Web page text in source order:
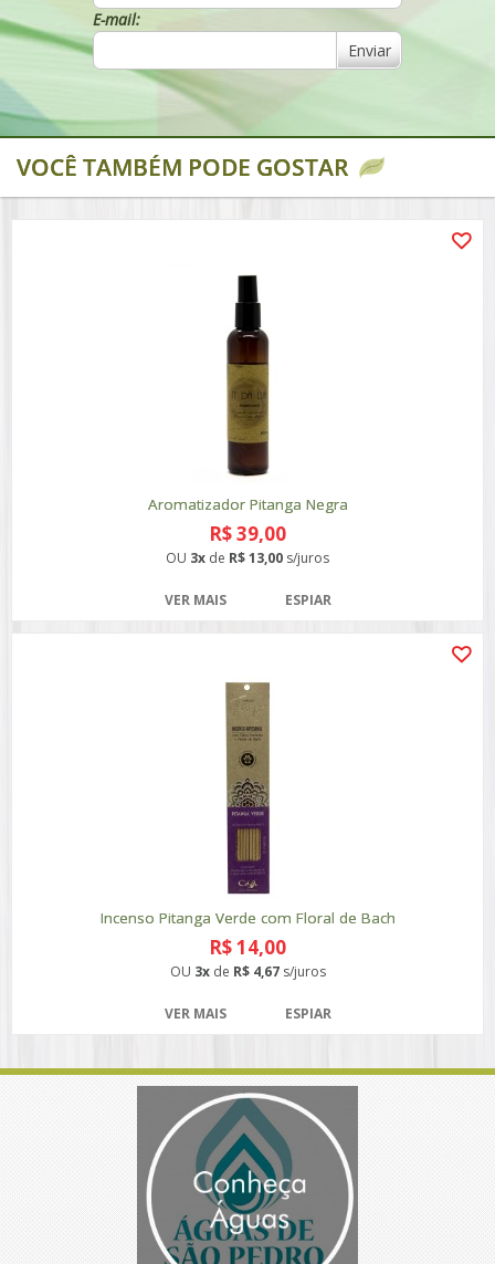
E-mail:
Enviar
VOCÊ TAMBÉM PODE GOSTAR
Aromatizador Pitanga Negra
R$ 39,00
OU 3x de R$ 13,00 s/juros
VER MAIS ESPIAR
Incenso Pitanga Verde com Floral de Bach
R$ 14,00
OU 3xde R$ 4,67s/juros
VER MAIS ESPIAR